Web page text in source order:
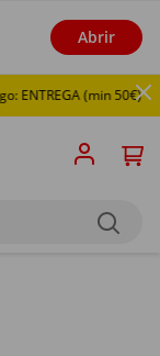
Abrir
ENTREGA (min 50€)